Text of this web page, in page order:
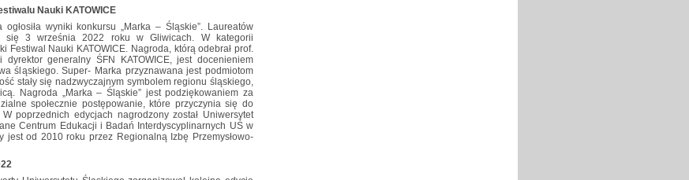
Nauki KATOWICE
wyniki konkursu „Marka – Śląskie”. Laureatów
się 3 września 2022 roku w Gliwicach. W kategorii
Festiwal Nauki KATOWICE. Nagroda, którą odebrał prof.
generalny ŚFN KATOWICE, jest docenieniem
śląskiego. Super- Marka przyznawana jest podmiotom
stały się nadzwyczajnym symbolem regionu śląskiego,
Nagroda „Marka – Śląskie” jest podziękowaniem za
społecznie postępowanie, które przyczynia się do
poprzednich edycjach nagrodzony został Uniwersytet
Centrum Edukacji i Badań Interdyscyplinarnych UŚ w
jest od 2010 roku przez Regionalną Izbę Przemysłowo-